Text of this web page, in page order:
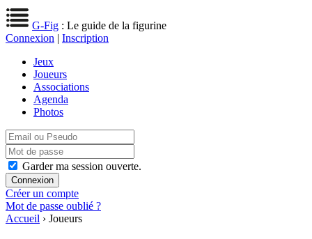
G-Fig : Le guide de la figurine
Connexion | Inscription
Jeux
Joueurs
Associations
Agenda
Photos
Garder ma session ouverte.
Créer un compte
Mot de passe oublié ?
Accueil › Joueurs